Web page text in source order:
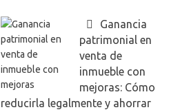
Ganancia
patrimonial en
venta de
inmueble con
mejoras: Cómo
reducirla legalmente y ahorrar